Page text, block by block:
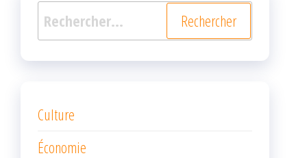
Rechercher :
Culture
Économie